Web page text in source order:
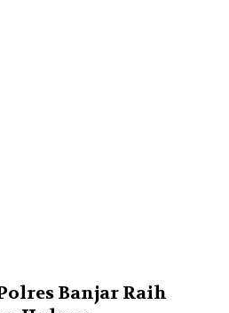
Banjar Raih